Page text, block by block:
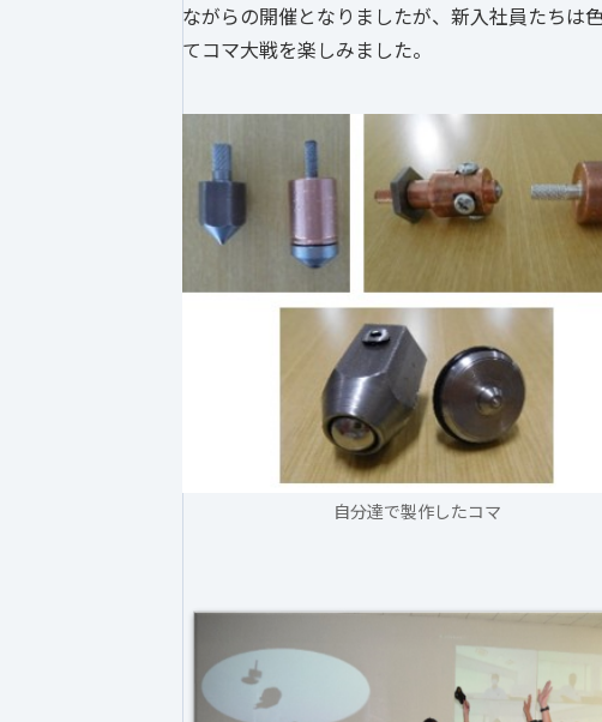
ながらの開催となりましたが、新入社員たちは
てコマ大戦を楽しみました。
自分達で製作したコマ